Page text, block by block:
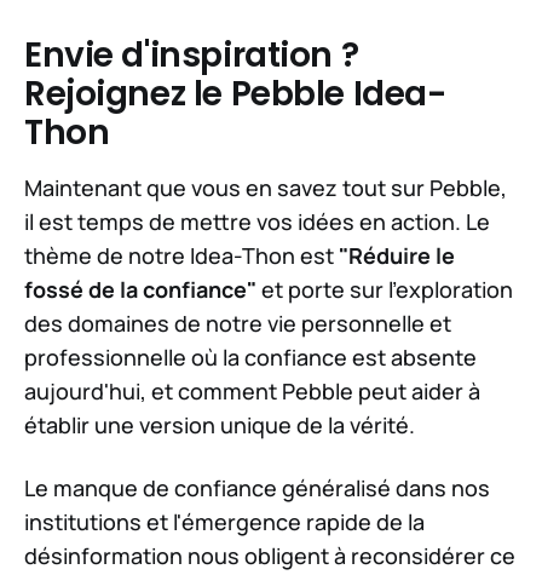
Envie d'inspiration ?
Rejoignez le Pebble Idea-
Thon
Maintenant que vous en savez tout sur Pebble,
il est temps de mettre vos idées en action. Le
thème de notre Idea-Thon est "Réduire le
fossé de la confiance" et porte sur l'exploration
des domaines de notre vie personnelle et
professionnelle où la confiance est absente
aujourd'hui, et comment Pebble peut aider à
établir une version unique de la vérité.
Le manque de confiance généralisé dans nos
institutions et l'émergence rapide de la
désinformation nous obligent à reconsidérer ce